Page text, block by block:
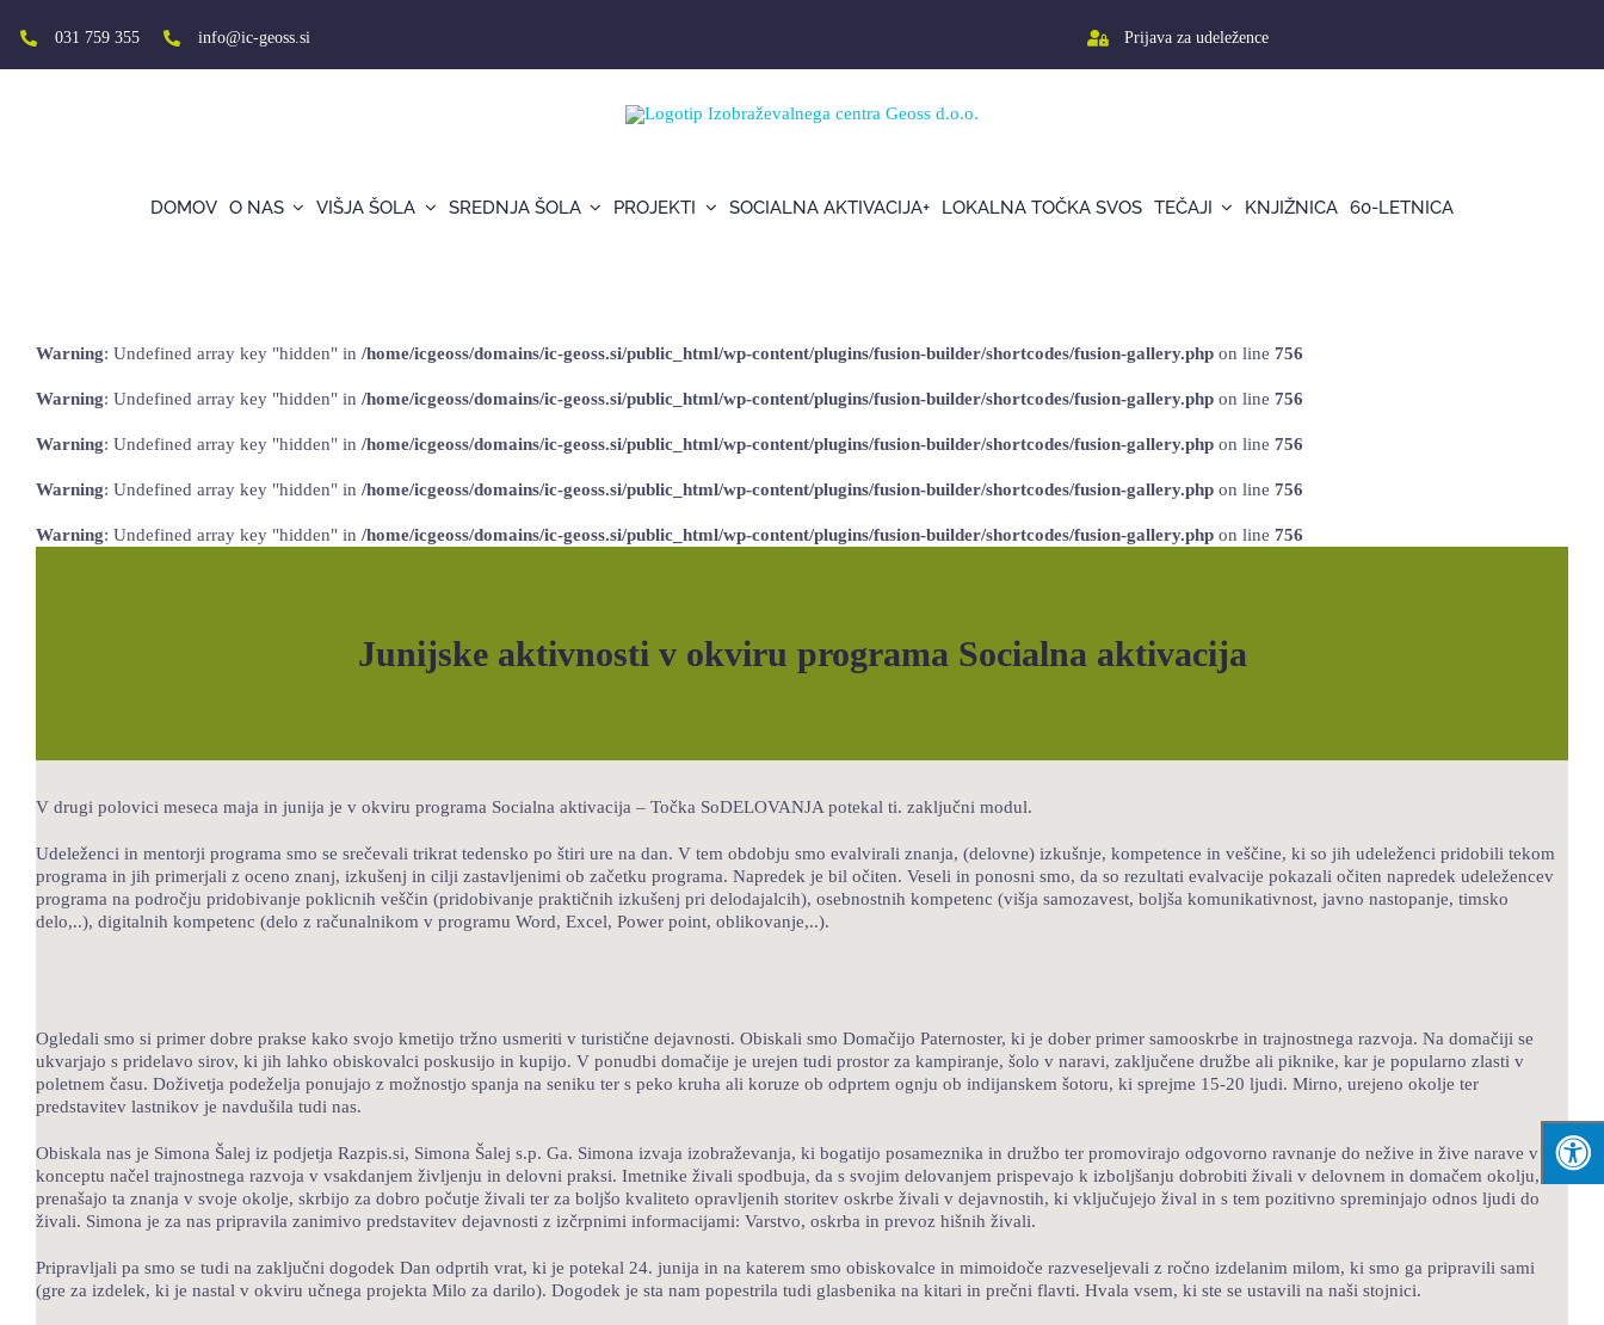
031 759 355 info@ic-geoss.si Prijava za udeležence
DOMOV O NAS VIŠJA ŠOLA SREDNJA ŠOLA PROJEKTI SOCIALNA AKTIVACIJA+ LOKALNA TOČKA SVOS TEČAJI KNJIŽNICA 60-LETNICA
Warning: Undefined array key "hidden" in /home/icgeoss/domains/ic-geoss.si/public_html/wp-content/plugins/fusion-builder/shortcodes/fusion-gallery.php on line 756
Warning: Undefined array key "hidden" in /home/icgeoss/domains/ic-geoss.si/public_html/wp-content/plugins/fusion-builder/shortcodes/fusion-gallery.php on line 756
Warning: Undefined array key "hidden" in /home/icgeoss/domains/ic-geoss.si/public_html/wp-content/plugins/fusion-builder/shortcodes/fusion-gallery.php on line 756
Warning: Undefined array key "hidden" in /home/icgeoss/domains/ic-geoss.si/public_html/wp-content/plugins/fusion-builder/shortcodes/fusion-gallery.php on line 756
Warning: Undefined array key "hidden" in /home/icgeoss/domains/ic-geoss.si/public_html/wp-content/plugins/fusion-builder/shortcodes/fusion-gallery.php on line 756
Junijske aktivnosti v okviru programa Socialna aktivacija
V drugi polovici meseca maja in junija je v okviru programa Socialna aktivacija – Točka SoDELOVANJA potekal ti. zaključni modul.
Udeleženci in mentorji programa smo se srečevali trikrat tedensko po štiri ure na dan. V tem obdobju smo evalvirali znanja, (delovne) izkušnje, kompetence in veščine, ki so jih udeleženci pridobili tekom
programa in jih primerjali z oceno znanj, izkušenj in cilji zastavljenimi ob začetku programa. Napredek je bil očiten. Veseli in ponosni smo, da so rezultati evalvacije pokazali očiten napredek udeležencev
programa na področju pridobivanje poklicnih veščin (pridobivanje praktičnih izkušenj pri delodajalcih), osebnostnih kompetenc (višja samozavest, boljša komunikativnost, javno nastopanje, timsko
delo,..), digitalnih kompetenc (delo z računalnikom v programu Word, Excel, Power point, oblikovanje,..).
Ogledali smo si primer dobre prakse kako svojo kmetijo tržno usmeriti v turistične dejavnosti. Obiskali smo Domačijo Paternoster, ki je dober primer samooskrbe in trajnostnega razvoja. Na domačiji se
ukvarjajo s pridelavo sirov, ki jih lahko obiskovalci poskusijo in kupijo. V ponudbi domačije je urejen tudi prostor za kampiranje, šolo v naravi, zaključene družbe ali piknike, kar je popularno zlasti v
poletnem času. Doživetja podeželja ponujajo z možnostjo spanja na seniku ter s peko kruha ali koruze ob odprtem ognju ob indijanskem šotoru, ki sprejme 15-20 ljudi. Mirno, urejeno okolje ter
predstavitev lastnikov je navdušila tudi nas.
Obiskala nas je Simona Šalej iz podjetja Razpis.si, Simona Šalej s.p. Ga. Simona izvaja izobraževanja, ki bogatijo posameznika in družbo ter promovirajo odgovorno ravnanje do nežive in žive narave v
konceptu načel trajnostnega razvoja v vsakdanjem življenju in delovni praksi. Imetnike živali spodbuja, da s svojim delovanjem prispevajo k izboljšanju dobrobiti živali v delovnem in domačem okolju, da
prenašajo ta znanja v svoje okolje, skrbijo za dobro počutje živali ter za boljšo kvaliteto opravljenih storitev oskrbe živali v dejavnostih, ki vključujejo žival in s tem pozitivno spreminjajo odnos ljudi do
živali. Simona je za nas pripravila zanimivo predstavitev dejavnosti z izčrpnimi informacijami: Varstvo, oskrba in prevoz hišnih živali.
Pripravljali pa smo se tudi na zaključni dogodek Dan odprtih vrat, ki je potekal 24. junija in na katerem smo obiskovalce in mimoidoče razveseljevali z ročno izdelanim milom, ki smo ga pripravili sami
(gre za izdelek, ki je nastal v okviru učnega projekta Milo za darilo). Dogodek je sta nam popestrila tudi glasbenika na kitari in prečni flavti. Hvala vsem, ki ste se ustavili na naši stojnici.